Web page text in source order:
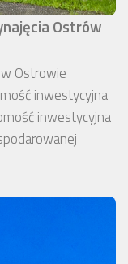
Ostrów
Ostrowie
inwestycyjna
inwestycyjna